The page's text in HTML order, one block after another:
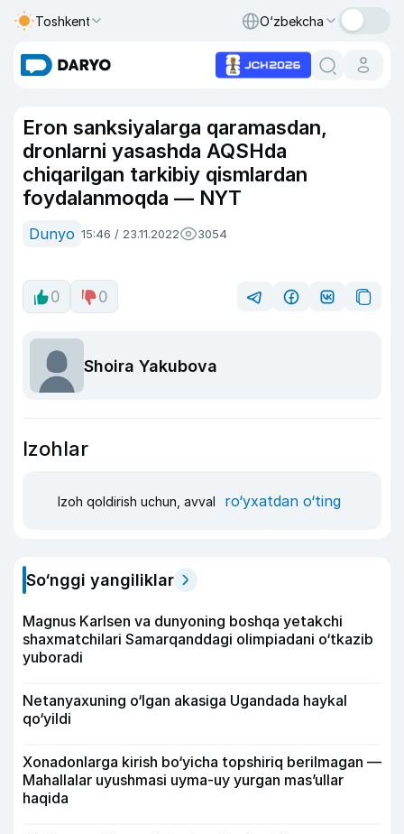
Toshkent O‘zbekcha
Eron sanksiyalarga qaramasdan,
dronlarni yasashda AQSHda
chiqarilgan tarkibiy qismlardan
foydalanmoqda — NYT
Dunyo 15:46 / 23.11.2022 3054
0 0
Shoira Yakubova
Izohlar
Izoh qoldirish uchun, avval ro‘yxatdan o‘ting
So‘nggi yangiliklar
Magnus Karlsen va dunyoning boshqa yetakchi
shaxmatchilari Samarqanddagi olimpiadani o‘tkazib
yuboradi
Netanyaxuning o‘lgan akasiga Ugandada haykal
qo‘yildi
Xonadonlarga kirish bo‘yicha topshiriq berilmagan —
Mahallalar uyushmasi uyma-uy yurgan mas’ullar
haqida